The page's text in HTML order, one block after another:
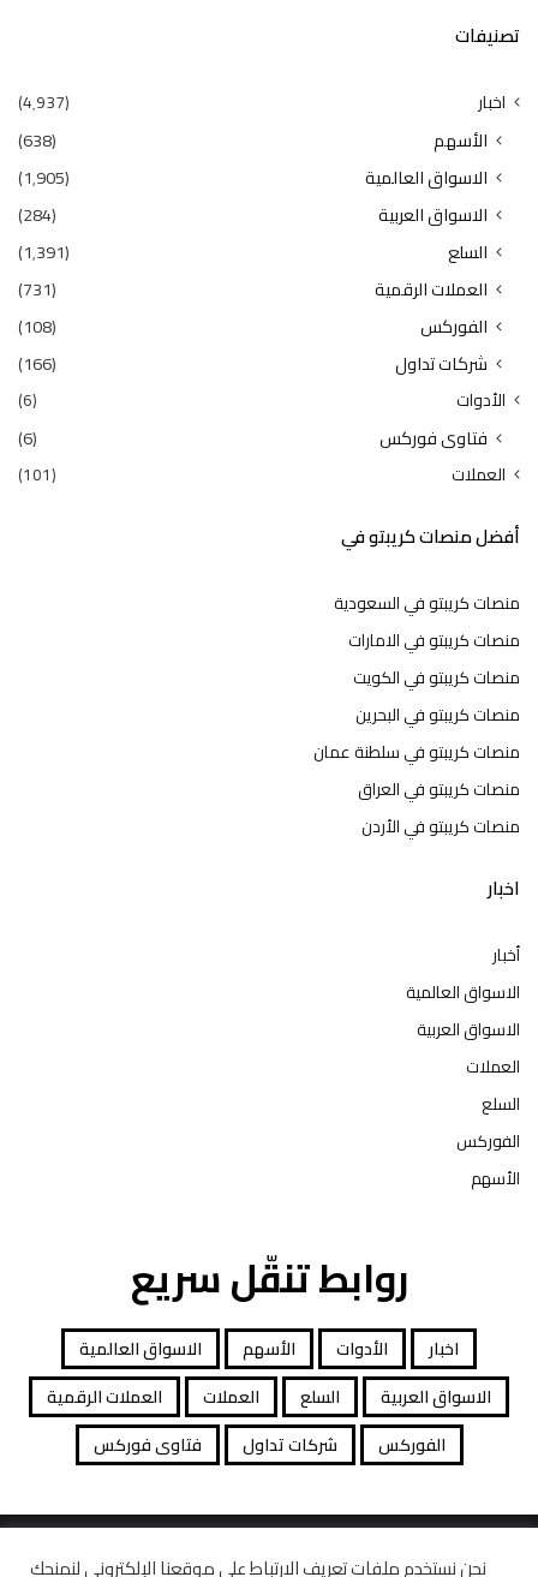
تصنيفات
اخبار (4٬937)
الأسهم
(638)
الاسواق العالمية
(1٬905)
الاسواق العربية
(284)
السلع
(1٬391)
العملات الرقمية
(731)
الفوركس
(108)
شركات تداول
(166)
الأدوات (6)
فتاوى فوركس (6)
العملات (101)
أفضل منصات كريبتو في
منصات كريبتو في السعودية
منصات كريبتو في الامارات
منصات كريبتو في الكويت
منصات كريبتو في البحرين
منصات كريبتو في سلطنة عمان
منصات كريبتو في العراق
منصات كريبتو في الأردن
اخبار
أخبار
الاسواق العالمية
الاسواق العربية
العملات
السلع
الفوركس
الأسهم
روابط تنقّل سريع
اخبار الأدوات الأسهم
الاسواق العالمية
الاسواق العربية
السلع العملات
العملات الرقمية
الفوركس
شركات تداول فتاوى فوركس
جميع الحقوق محفوظة توصيات التداول © 2026
نحن نستخدم ملفات تعريف الارتباط على موقعنا الإلكتروني لنمنحك